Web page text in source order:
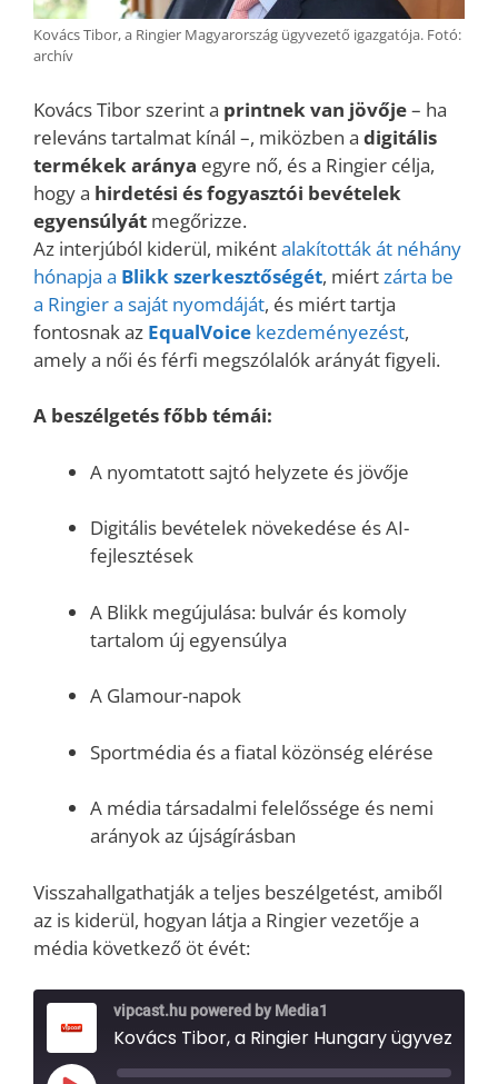
Kovács Tibor, a Ringier Magyarország ügyvezető igazgatója. Fotó:
archív
Kovács Tibor szerint a printnek van jövője– ha
releváns tartalmat kínál –, miközben a digitális
termékek aránya egyre nő, és a Ringier célja,
hogy a hirdetési és fogyasztói bevételek
egyensúlyát megőrizze.
Az interjúból kiderül, mikéntalakították át néhány
hónapja a Blikk szerkesztőségét, miértzárta be
a Ringier a saját nyomdáját, és miért tartja
fontosnak az EqualVoice kezdeményezést,
amely a női és férfi megszólalók arányát figyeli.
A beszélgetés főbb témái:
A nyomtatott sajtó helyzete és jövője
Digitális bevételek növekedése és AI-
fejlesztések
A Blikk megújulása: bulvár és komoly
tartalom új egyensúlya
A Glamour-napok
Sportmédia és a fiatal közönség elérése
A média társadalmi felelőssége és nemi
arányok az újságírásban
Visszahallgathatják a teljes beszélgetést, amiből
az is kiderül, hogyan látja a Ringier vezetője a
média következő öt évét:
vipcast.hu powered by Media1